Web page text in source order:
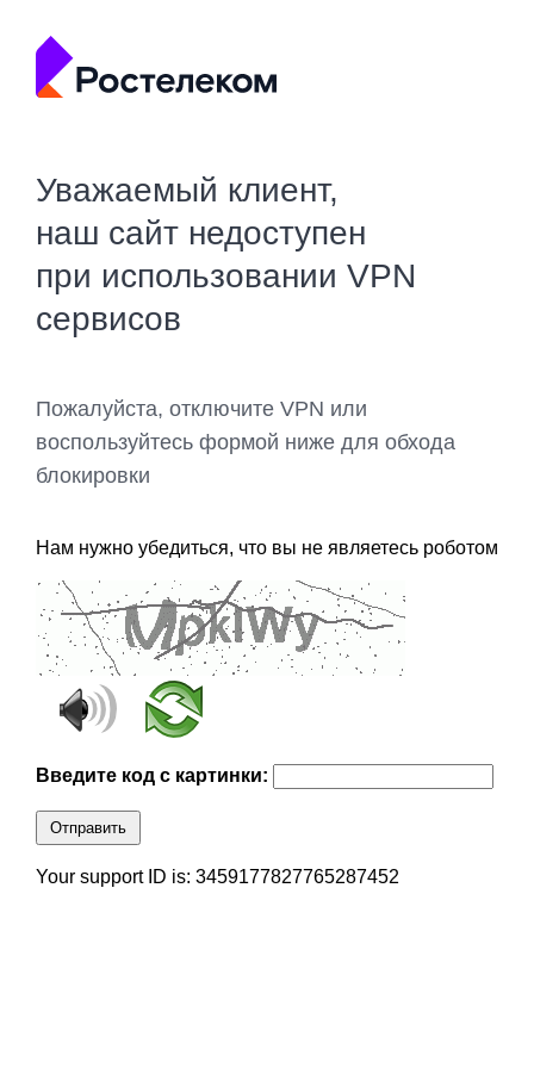
Уважаемый клиент,
наш сайт недоступен
при использовании VPN
сервисов
Пожалуйста, отключите VPN или
воспользуйтесь формой ниже для обхода
блокировки
Нам нужно убедиться, что вы не являетесь роботом
Введите код с картинки:
Отправить
Your support ID is: 3459177827765287452